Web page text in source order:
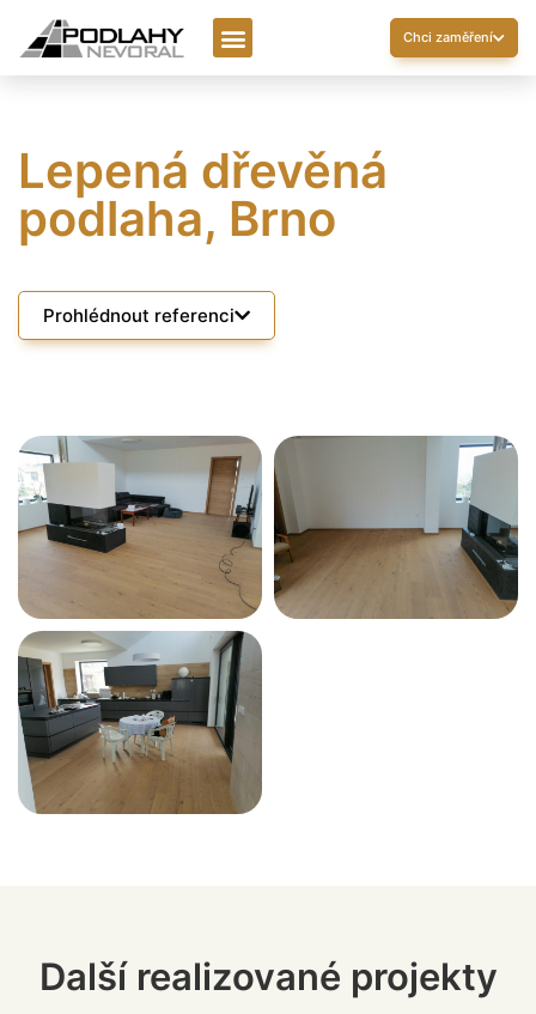
Chci zaměření
Lepená dřevěná
podlaha, Brno
Prohlédnout referenci
Další realizované projekty